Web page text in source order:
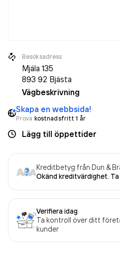
Besöksadress
Mjäla 135
893 92 Bjästa
Vägbeskrivning
Skapa en webbsida!
Prova kostnadsfritt 1 år
Lägg till öppettider
Kreditbetyg från Dun &
Okänd kreditvärdighet.
Verifiera idag
Ta kontroll över ditt
kunder